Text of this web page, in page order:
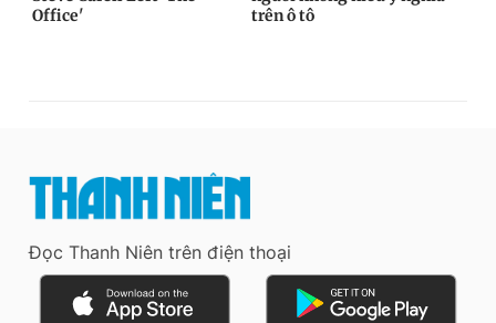
Đọc Thanh Niên trên điện thoại